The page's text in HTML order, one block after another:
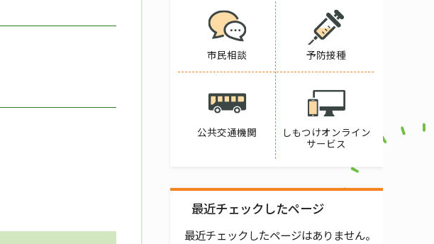
市民相談 予防接種
公共交通機関
しもつけオンライン
サービス
最近チェックしたページ
最近チェックしたページはありません。